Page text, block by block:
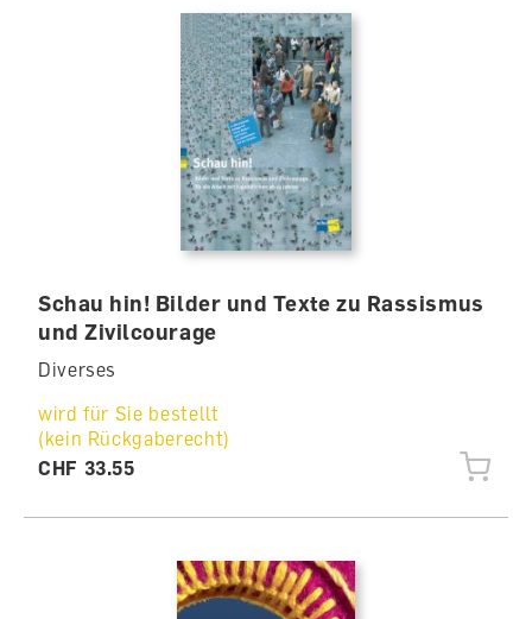
Schau hin! Bilder und Texte zu Rassismus
und Zivilcourage
Diverses
wird für Sie bestellt
(kein Rückgaberecht)
CHF 33.55